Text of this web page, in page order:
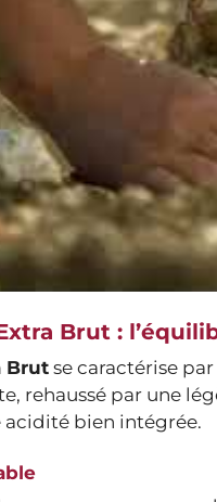
Brut :
Brutse caractérise
rehaussé par une
acidité bien intégrée.